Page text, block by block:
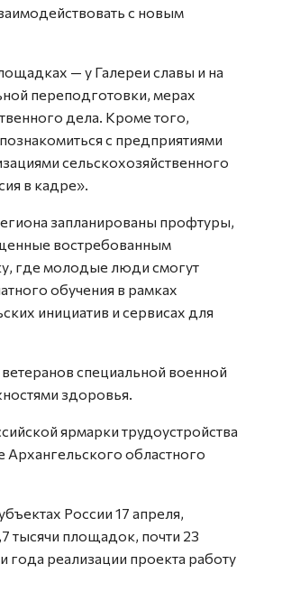
с новым
— у Галереи славы и на
переподготовки, мерах
дела. Кроме того,
с предприятиями
сельскохозяйственного
в кадре».
запланированы профтуры,
востребованным
где молодые люди смогут
обучения в рамках
инициатив и сервисах для
специальной военной
здоровья.
ярмарки трудоустройства
областного
России 17 апреля,
тысячи площадок, почти 23
года реализации проекта работу